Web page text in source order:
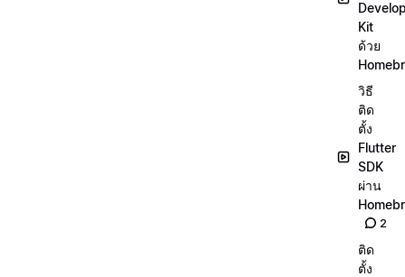
Kit
ด้วย
วิธี
ติด
ตั้ง
Flutter
SDK
ผ่าน
2
ติด
ตั้ง